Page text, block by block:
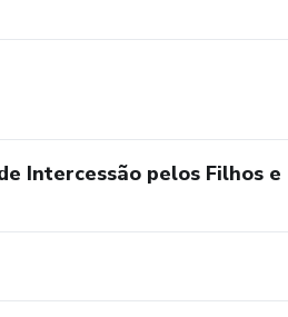
Intercessão pelos Filhos e